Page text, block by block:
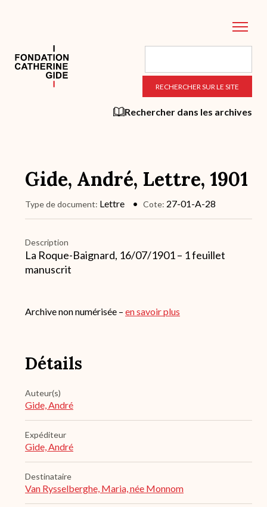
principal
Rechercher dans les archives
Gide, André, Lettre, 1901
Type de document Lettre Cote 27-01-A-28
Description
La Roque-Baignard, 16/07/1901 – 1 feuillet
manuscrit
Archive non numérisée – en savoir plus
Détails
Auteur(s)
Gide, André
Expéditeur
Gide, André
Destinataire
Van Rysselberghe, Maria, née Monnom